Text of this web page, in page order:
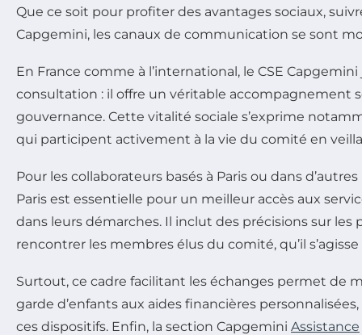
Que ce soit pour profiter des avantages sociaux,
Capgemini, les canaux de communication se sont
En France comme à l’international, le CSE
consultation : il offre un véritable accompagnement
gouvernance. Cette vitalité sociale s’exprime
qui participent activement à la vie du comité en
Pour les collaborateurs basés à Paris ou dans
Paris est essentielle pour un meilleur accès aux
dans leurs démarches. Il inclut des précisions sur
rencontrer les membres élus du comité, qu’il
Surtout, ce cadre facilitant les échanges permet de
garde d’enfants aux aides financières
ces dispositifs. Enfin, la section Capgemini Assistance